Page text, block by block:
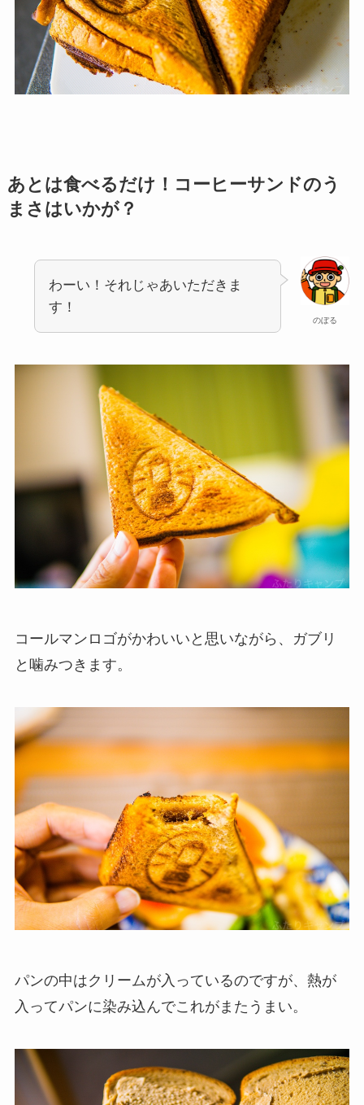
あとは食べるだけ！コーヒーサンドのう
まさはいかが？
のぼる
わーい！それじゃあいただきま
す！
コールマンロゴがかわいいと思いながら、ガブリ
と噛みつきます。
パンの中はクリームが入っているのですが、熱が
入ってパンに染み込んでこれがまたうまい。